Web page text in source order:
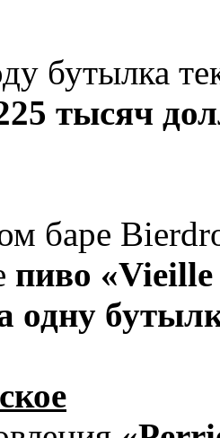
бутылка
тысяч
баре
пиво «Vieille
одну